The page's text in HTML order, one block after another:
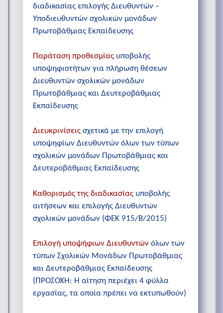
διαδικασίας επιλογής Διευθυντών –
Υποδιευθυντών σχολικών μονάδων
Πρωτοβάθμιας Εκπαίδευσης
Παράταση προθεσμίας υποβολής
υποψηφιοτήτων για πλήρωση θέσεων
Διευθυντών σχολικών μονάδων
Πρωτοβάθμιας και Δευτεροβάθμιας
Εκπαίδευσης
Διευκρινίσεις σχετικά με την επιλογή
υποψηφίων Διευθυντών όλων των τύπων
σχολικών μονάδων Πρωτοβάθμιας και
Δευτεροβάθμιας Εκπαίδευσης
Καθορισμός της διαδικασίας υποβολής
αιτήσεων και επιλογής Διευθυντών
σχολικών μονάδων (ΦΕΚ 915/Β/2015)
Επιλογή υποψήφιων Διευθυντών όλων των
τύπων Σχολικών Μονάδων Πρωτοβάθμιας
και Δευτεροβάθμιας Εκπαίδευσης
(ΠΡΟΣΟΧΗ: Η αίτηση περιέχει 4 φύλλα
εργασίας, τα οποία πρέπει να εκτυπωθούν)